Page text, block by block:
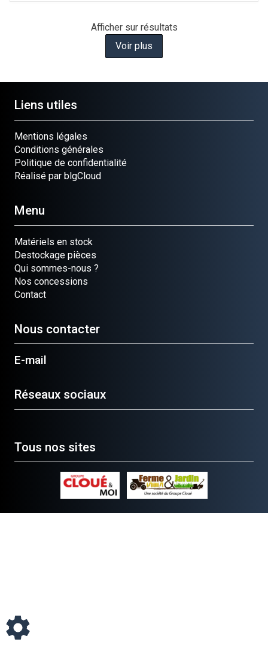
Afficher sur résultats
Voir plus
Liens utiles
Mentions légales
Conditions générales
Politique de confidentialité
Réalisé par blgCloud
Menu
Matériels en stock
Destockage pièces
Qui sommes-nous ?
Nos concessions
Contact
Nous contacter
E-mail
Réseaux sociaux
Tous nos sites